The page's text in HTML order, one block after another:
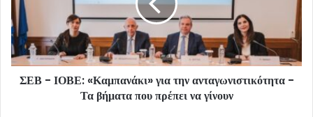
ΣΕΒ - ΙΟΒΕ: «Καμπανάκι» για την ανταγωνιστικότητα -
Τα βήματα που πρέπει να γίνουν